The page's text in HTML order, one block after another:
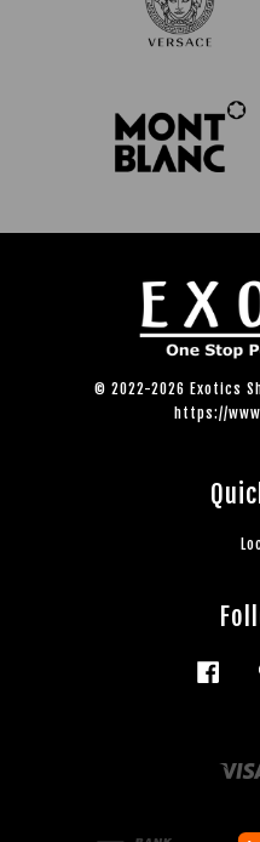
© 2022-2026 Exotics
https://